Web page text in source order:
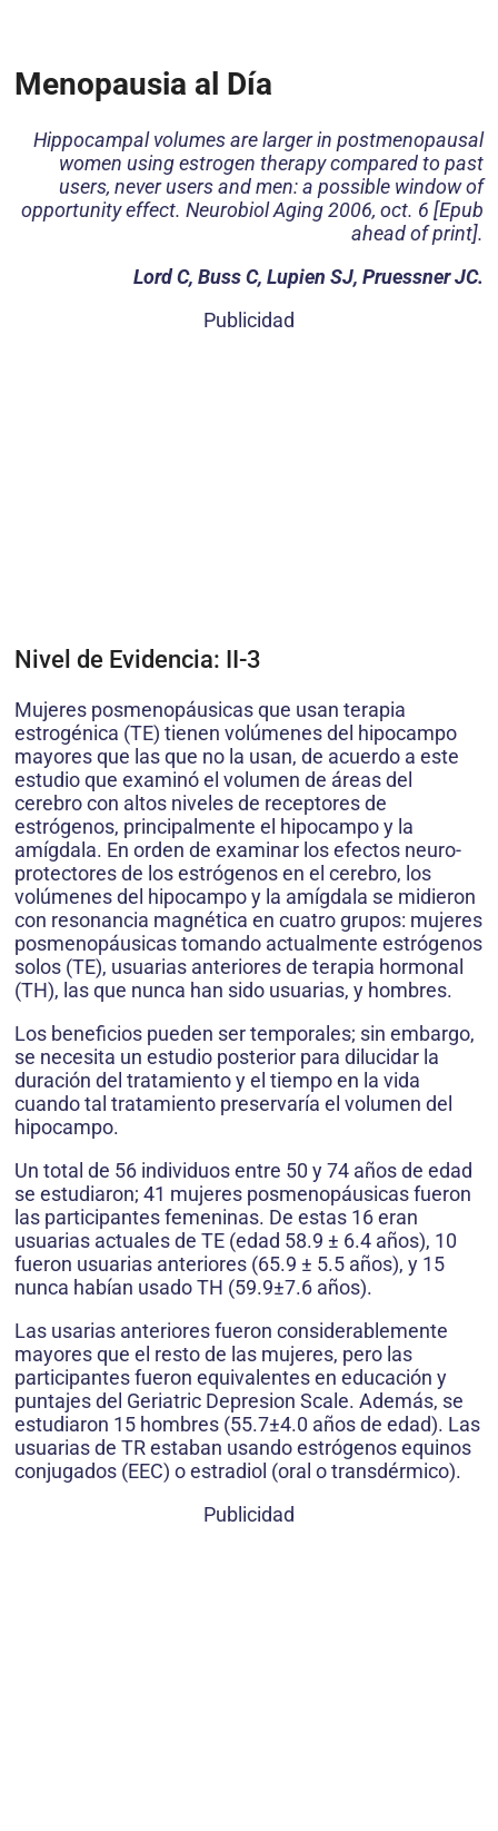
Menopausia al Día
Hippocampal volumes are larger in postmenopausal
women using estrogen therapy compared to past
users, never users and men: a possible window of
opportunity effect. Neurobiol Aging 2006, oct. 6 [Epub
ahead of print].
Lord C, Buss C, Lupien SJ, Pruessner JC.
Publicidad
Nivel de Evidencia: II-3
Mujeres posmenopáusicas que usan terapia
estrogénica (TE) tienen volúmenes del hipocampo
mayores que las que no la usan, de acuerdo a este
estudio que examinó el volumen de áreas del
cerebro con altos niveles de receptores de
estrógenos, principalmente el hipocampo y la
amígdala. En orden de examinar los efectos neuro-
protectores de los estrógenos en el cerebro, los
volúmenes del hipocampo y la amígdala se midieron
con resonancia magnética en cuatro grupos: mujeres
posmenopáusicas tomando actualmente estrógenos
solos (TE), usuarias anteriores de terapia hormonal
(TH), las que nunca han sido usuarias, y hombres.
Los beneficios pueden ser temporales; sin embargo,
se necesita un estudio posterior para dilucidar la
duración del tratamiento y el tiempo en la vida
cuando tal tratamiento preservaría el volumen del
hipocampo.
Un total de 56 individuos entre 50 y 74 años de edad
se estudiaron; 41 mujeres posmenopáusicas fueron
las participantes femeninas. De estas 16 eran
usuarias actuales de TE (edad 58.9 ± 6.4 años), 10
fueron usuarias anteriores (65.9 ± 5.5 años), y 15
nunca habían usado TH (59.9±7.6 años).
Las usarias anteriores fueron considerablemente
mayores que el resto de las mujeres, pero las
participantes fueron equivalentes en educación y
puntajes del Geriatric Depresion Scale. Además, se
estudiaron 15 hombres (55.7±4.0 años de edad). Las
usuarias de TR estaban usando estrógenos equinos
conjugados (EEC) o estradiol (oral o transdérmico).
Publicidad